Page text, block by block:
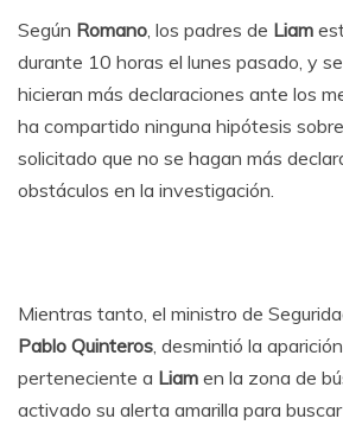
Según Romano , los padres de Liam
durante 10 horas el lunes pasado, y
hicieran más declaraciones ante los
ha compartido ninguna hipótesis
solicitado que no se hagan más
obstáculos en la investigación.
Mientras tanto, el ministro de
Pablo Quinteros , desmintió la
perteneciente a Liam en la zona de
activado su alerta amarilla para buscar